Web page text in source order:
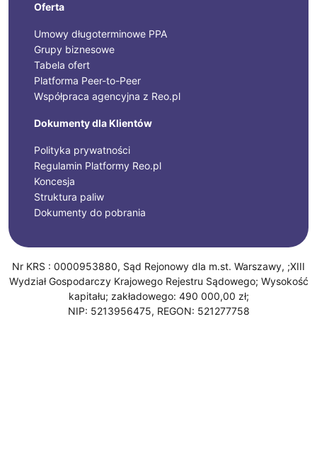
Oferta
Umowy długoterminowe PPA
Grupy biznesowe
Tabela ofert
Platforma Peer-to-Peer
Współpraca agencyjna z Reo.pl
Dokumenty dla Klientów
Polityka prywatności
Regulamin Platformy Reo.pl
Koncesja
Struktura paliw
Dokumenty do pobrania
Nr KRS : 0000953880, Sąd Rejonowy dla m.st. Warszawy, ;XIII
Wydział Gospodarczy Krajowego Rejestru Sądowego; Wysokość
kapitału; zakładowego: 490 000,00 zł;
NIP: 5213956475, REGON: 521277758